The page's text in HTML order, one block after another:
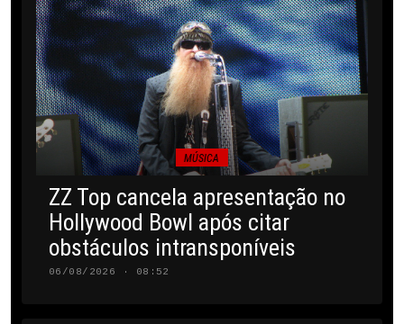
MÚSICA
ZZ Top cancela apresentação no
Hollywood Bowl após citar
obstáculos intransponíveis
06/08/2026 · 08:52